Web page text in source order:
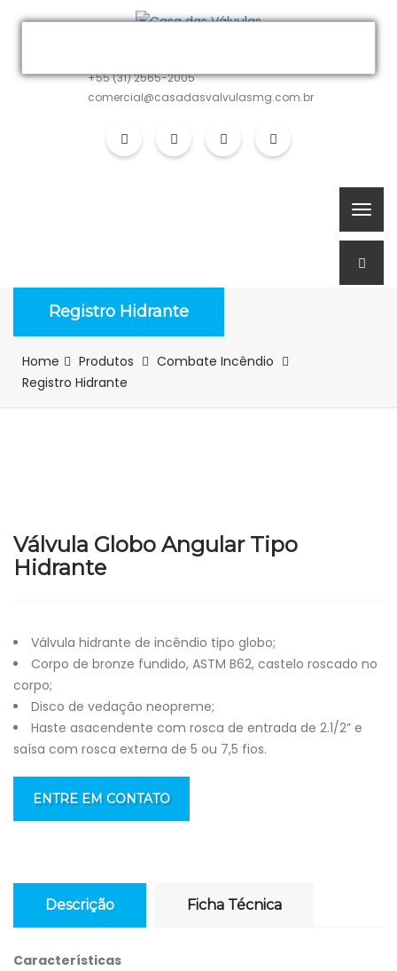
+55 (31) 2565-2005
comercial@casadasvalvulasmg.com.br
Registro Hidrante
Home Produtos
Combate Incêndio
Registro Hidrante
Válvula Globo Angular Tipo
Hidrante
Válvula hidrante de incêndio tipo globo;
Corpo de bronze fundido, ASTM B62, castelo roscado no
corpo;
Disco de vedação neopreme;
Haste asacendente com rosca de entrada de 2.1/2” e
saísa com rosca externa de 5 ou 7,5 fios.
ENTRE EM CONTATO
Descrição Ficha Técnica
Características